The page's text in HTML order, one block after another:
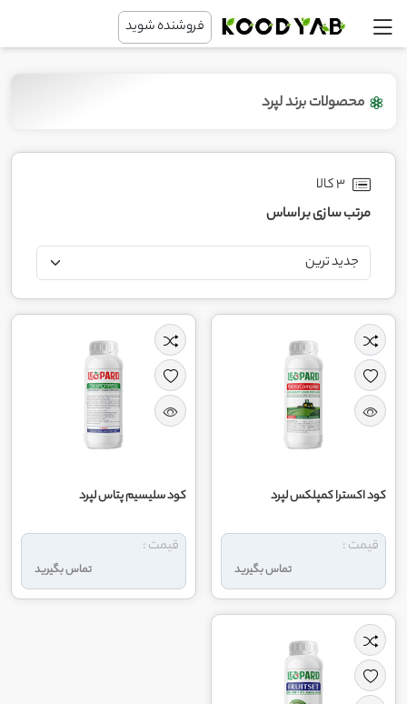
فروشنده شوید
محصولات برند لپرد
3 کالا
مرتب سازی بر اساس
کود اکسترا کمپلکس لپرد
تماس بگیرید
قیمت :
کود سلیسیم پتاس لپرد
تماس بگیرید
قیمت :